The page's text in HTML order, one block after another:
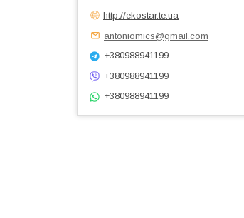
http://ekostar.te.ua
antoniomics@gmail.com
+380988941199
+380988941199
+380988941199